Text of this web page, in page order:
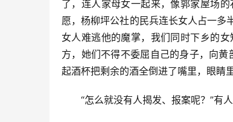
了，连人家母女一起来，像郭家屋场
愿，杨柳坪公社的民兵连长女人占一多
女人难逃他的魔掌，我们同时下乡的
方，她们不得不委屈自己的身子，向
起酒杯把剩余的酒全倒进了嘴里，眼睛
“怎么就没有人揭发、报案呢？”有人